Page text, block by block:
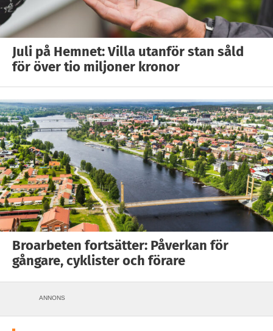
Juli på Hemnet: Villa utanför stan såld
för över tio miljoner kronor
Broarbeten fortsätter: Påverkan för
gångare, cyklister och förare
ANNONS